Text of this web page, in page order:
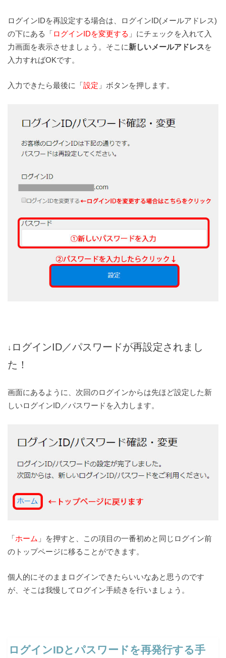
ログインIDを再設定する場合は、ログインID(メールアドレス)
の下にある「ログインIDを変更する 」にチェックを入れて入
力画面を表示させましょう。そこに新しいメールアドレスを
入力すればOKです。
入力できたら最後に「設定 」ボタンを押します。
↓ ログインID／パスワードが再設定されまし
た！
画面にあるように、次回のログインからは先ほど設定した新
しいログインID／パスワードを入力します。
「ホーム 」を押すと、この項目の一番初めと同じログイン前
のトップページに移ることができます。
個人的にそのままログインできたらいいなあと思うのです
が、そこは我慢してログイン手続きを行いましょう。
ログインIDとパスワードを再発行する手